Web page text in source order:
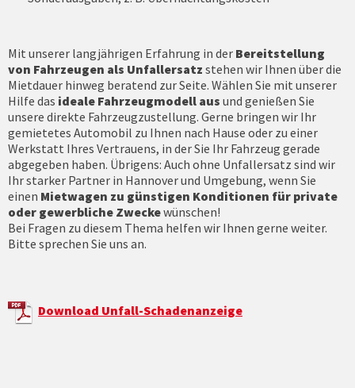
Mit unserer langjährigen Erfahrung in der Bereitstellung
von Fahrzeugen als Unfallersatz stehen wir Ihnen über die
Mietdauer hinweg beratend zur Seite. Wählen Sie mit unserer
Hilfe das ideale Fahrzeugmodell aus und genießen Sie
unsere direkte Fahrzeugzustellung. Gerne bringen wir Ihr
gemietetes Automobil zu Ihnen nach Hause oder zu einer
Werkstatt Ihres Vertrauens, in der Sie Ihr Fahrzeug gerade
abgegeben haben. Übrigens: Auch ohne Unfallersatz sind wir
Ihr starker Partner in Hannover und Umgebung, wenn Sie
einen Mietwagen zu günstigen Konditionen für private
oder gewerbliche Zweckewünschen!
Bei Fragen zu diesem Thema helfen wir Ihnen gerne weiter.
Bitte sprechen Sie uns an.
Download Unfall-Schadenanzeige